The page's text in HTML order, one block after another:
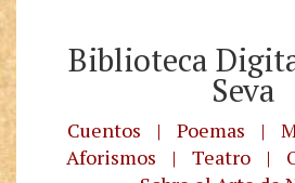
Biblioteca
Seva
Cuentos | Poemas |
Aforismos
| Teatro |